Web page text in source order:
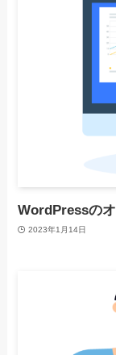
WordPressの
2023年1月14日